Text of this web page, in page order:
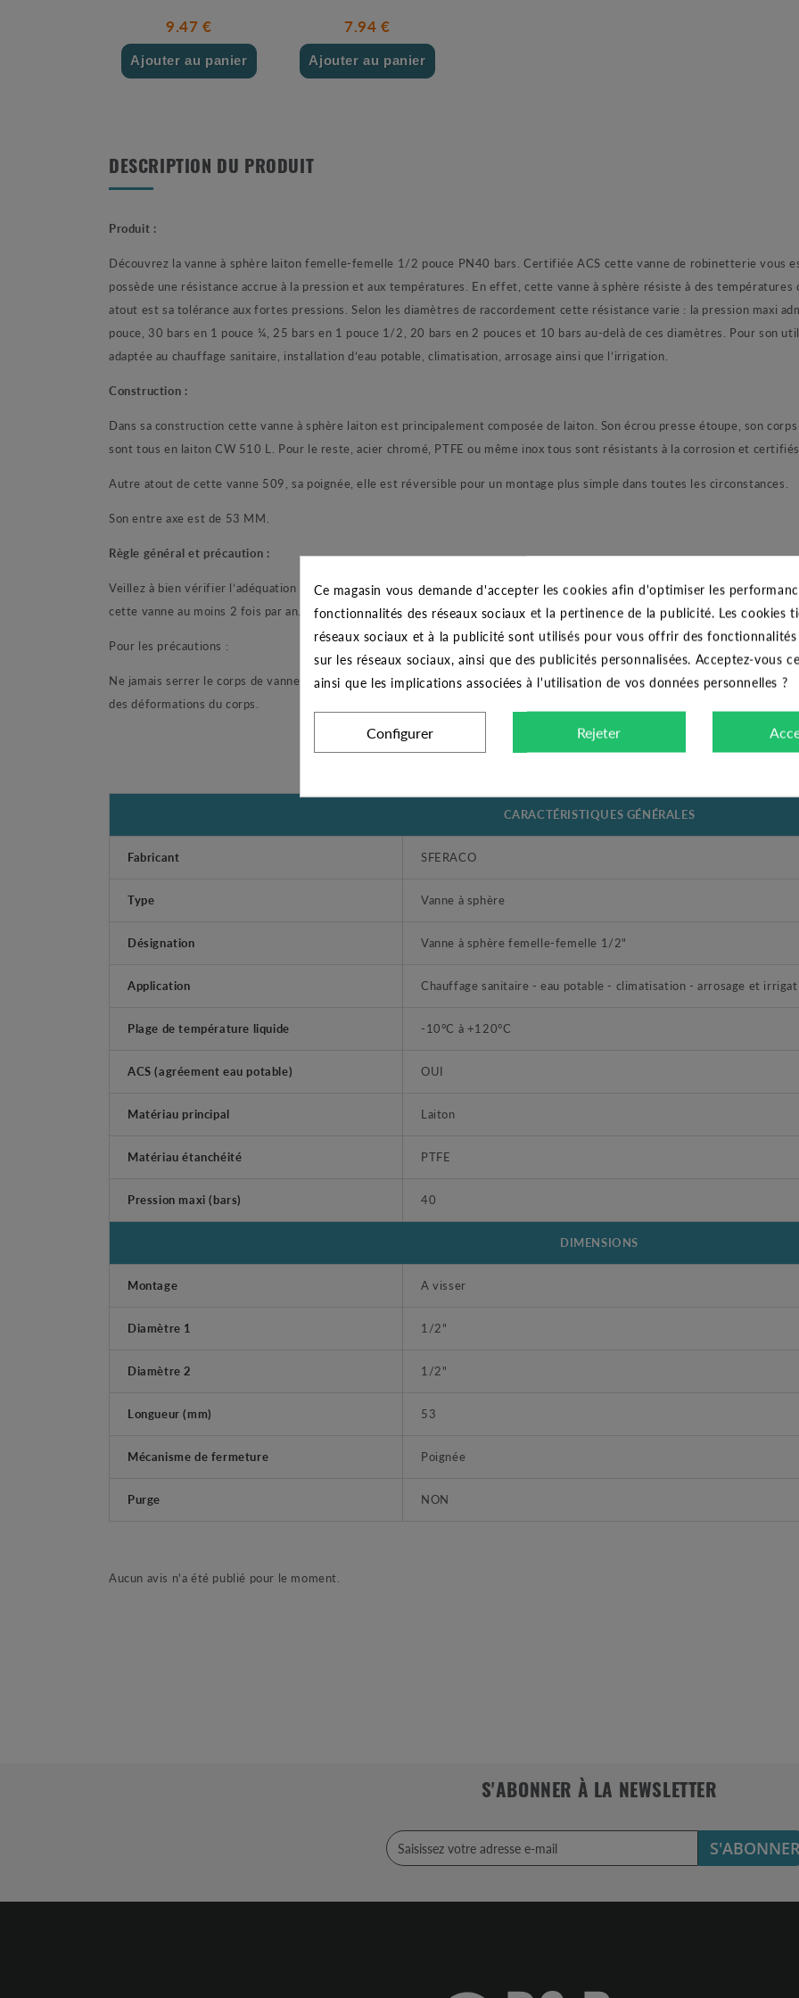
9.47 €
Ajouter au panier
7.94 €
Ajouter au panier
DESCRIPTION DU PRODUIT
Produit :
Découvrez la vanne à sphère laiton femelle-femelle 1/2 pouce PN40 bars. Certifiée ACS cette vanne de robinetterie vous
possède une résistance accrue à la pression et aux températures. En effet, cette vanne à sphère résiste à des
atout est sa tolérance aux fortes pressions. Selon les diamètres de raccordement cette résistance varie : la pression maxi
pouce, 30 bars en 1 pouce ¼, 25 bars en 1 pouce 1/2, 20 bars en 2 pouces et 10 bars au-delà de ces diamètres. Pour son
adaptée au chauffage sanitaire, installation d’eau potable, climatisation, arrosage ainsi que l’irrigation.
Construction :
Dans sa construction cette vanne à sphère laiton est principalement composée de laiton. Son écrou presse étoupe, son
sont tous en laiton CW 510 L. Pour le reste, acier chromé, PTFE ou même inox tous sont résistants à la corrosion et
Autre atout de cette vanne 509, sa poignée, elle est réversible pour un montage plus simple dans toutes les circonstances.
Son entre axe est de 53 MM.
Règle général et précaution :
Veillez à bien vérifier l’adéquation entre cette vanne à sphère et les conditions de service (fluide, pression, température).
cette vanne au moins 2 fois par an.
Pour les précautions :
Ne jamais serrer le corps de vanne dans un étau. Au vissage du robinet, serrer modérément. Ne pas bloquer avec des
des déformations du corps.
CARACTÉRISTIQUES GÉNÉRALES
Fabricant SFERACO
Type Vanne à sphère
Désignation Vanne à sphère femelle-femelle 1/2"
Application Chauffage sanitaire - eau potable - climatisation - arrosage et
Plage de température liquide -10°C à +120°C
ACS (agréement eau potable) OUI
Matériau principal Laiton
Matériau étanchéité PTFE
Pression maxi (bars) 40
DIMENSIONS
Montage A visser
Diamètre 1 1/2"
Diamètre 2 1/2"
Longueur (mm) 53
Mécanisme de fermeture Poignée
Purge NON
Aucun avis n'a été publié pour le moment.
S'ABONNER À LA NEWSLETTER
Ce magasin vous demande d'accepter les cookies afin d'optimiser les
fonctionnalités des réseaux sociaux et la pertinence de la publicité. Les cookies
réseaux sociaux et à la publicité sont utilisés pour vous offrir des
sur les réseaux sociaux, ainsi que des publicités personnalisées. Acceptez-vous
ainsi que les implications associées à l'utilisation de vos données personnelles ?
Configurer Rejeter